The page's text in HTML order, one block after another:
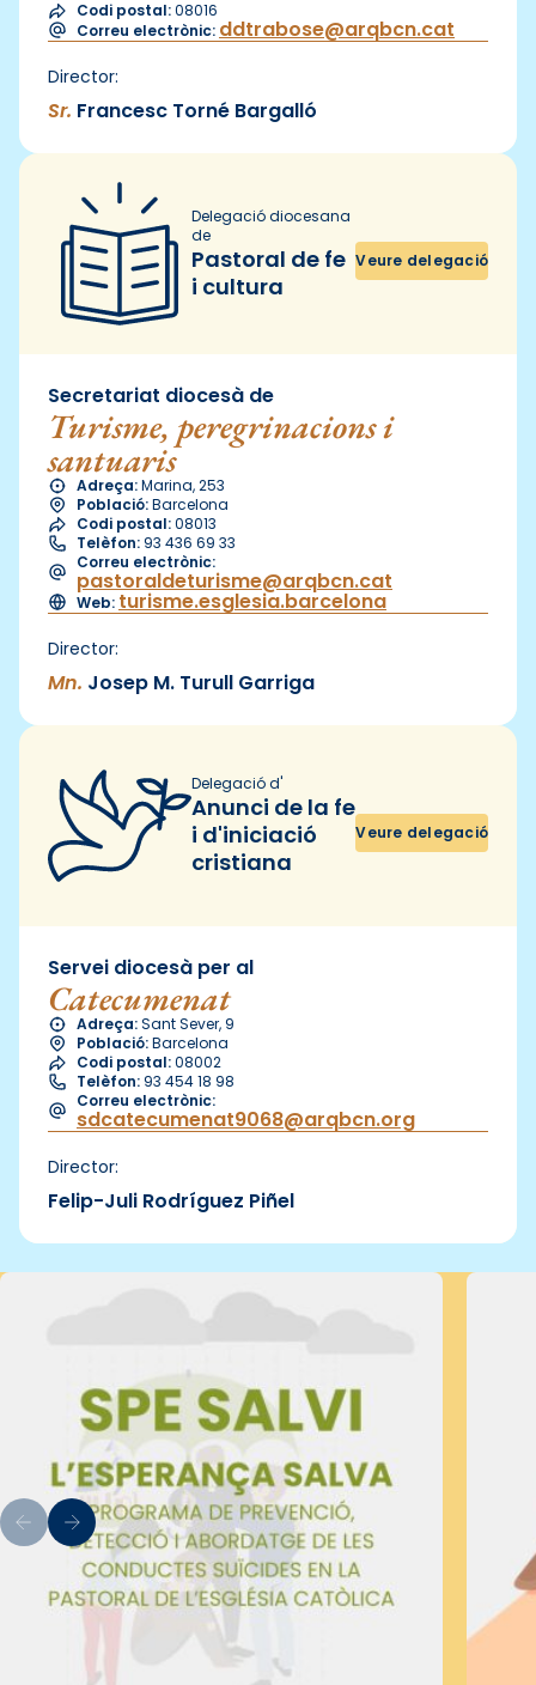
Codi postal:08016
Correu electrònic: ddtrabose@arqbcn.cat
Director:
Sr. Francesc Torné Bargalló
Delegació diocesana
de
Pastoral de fe
i cultura
Veure delegació
Secretariat diocesà de
Turisme, peregrinacions i
santuaris
Adreça:Marina, 253
Població:Barcelona
Codi postal:08013
Telèfon: 93 436 69 33
Correu electrònic:
pastoraldeturisme@arqbcn.cat
Web: turisme.esglesia.barcelona
Director:
Mn. Josep M. Turull Garriga
Delegació d'
Anunci de la fe
i d'iniciació
cristiana
Veure delegació
Servei diocesà per al
Catecumenat
Adreça:Sant Sever, 9
Població:Barcelona
Codi postal:08002
Telèfon: 93 454 18 98
Correu electrònic:
sdcatecumenat9068@arqbcn.org
Director:
Felip-Juli Rodríguez Piñel